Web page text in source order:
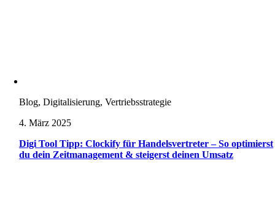
Blog, Digitalisierung, Vertriebsstrategie
4. März 2025
Digi Tool Tipp: Clockify für Handelsvertreter – So optimierst
du dein Zeitmanagement & steigerst deinen Umsatz